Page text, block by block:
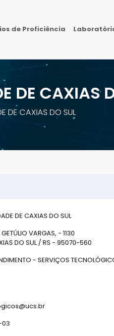
de Proficiência
DE CAXIAS
DE CAXIAS DO SUL
DE CAXIAS DO SUL
VARGAS, - 1130
DO SUL / RS - 95070-560
- SERVIÇOS
03